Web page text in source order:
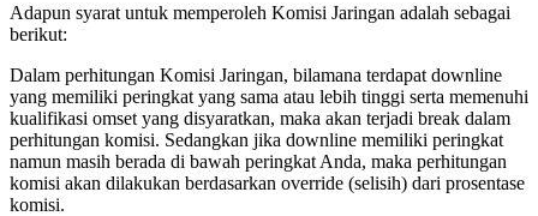
Adapun syarat untuk memperoleh Komisi Jaringan adalah sebagai
berikut:
Dalam perhitungan Komisi Jaringan, bilamana terdapat downline
yang memiliki peringkat yang sama atau lebih tinggi serta memenuhi
kualifikasi omset yang disyaratkan, maka akan terjadi break dalam
perhitungan komisi. Sedangkan jika downline memiliki peringkat
namun masih berada di bawah peringkat Anda, maka perhitungan
komisi akan dilakukan berdasarkan override (selisih) dari prosentase
komisi.